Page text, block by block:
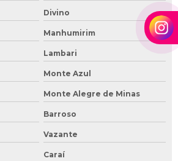
Divino
Manhumirim
Lambari
Monte Azul
Monte Alegre de Minas
Barroso
Vazante
Caraí